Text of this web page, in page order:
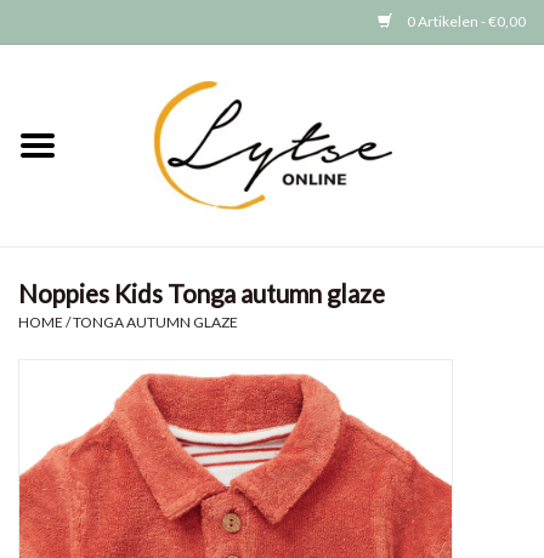
0 Artikelen - €0,00
Meisjes
GRATIS VERZENDEN (vanaf EUR
15)
Noppies Kids Tonga autumn glaze
HOME /TONGA AUTUMN GLAZE